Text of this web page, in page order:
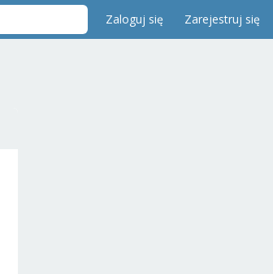
Zaloguj się Zarejestruj się